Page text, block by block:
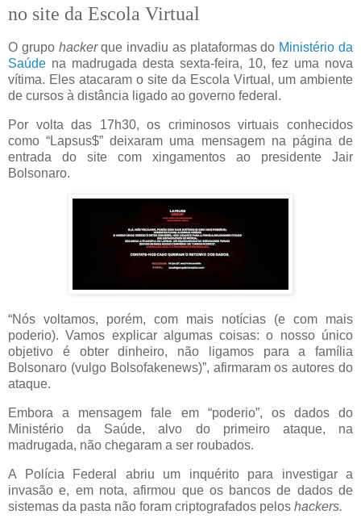
no site da Escola Virtual
O grupo hackerque invadiu as plataformas do Ministério da
Saúde na madrugada desta sexta-feira, 10, fez uma nova
vítima. Eles atacaram o site da Escola Virtual, um ambiente
de cursos à distância ligado ao governo federal.
Por volta das 17h30, os criminosos virtuais conhecidos
como “Lapsus$” deixaram uma mensagem na página de
entrada do site com xingamentos ao presidente Jair
Bolsonaro.
“Nós voltamos, porém, com mais notícias (e com mais
poderio). Vamos explicar algumas coisas: o nosso único
objetivo é obter dinheiro, não ligamos para a família
Bolsonaro (vulgo Bolsofakenews)”, afirmaram os autores do
ataque.
Embora a mensagem fale em “poderio”, os dados do
Ministério da Saúde, alvo do primeiro ataque, na
madrugada, não chegaram a ser roubados.
A Polícia Federal abriu um inquérito para investigar a
invasão e, em nota, afirmou que os bancos de dados de
sistemas da pasta não foram criptografados pelos hackers.